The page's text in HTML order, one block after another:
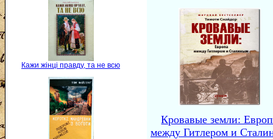
Кажи жінці правду, та не всю
Кровавые земли:
между Гитлером и